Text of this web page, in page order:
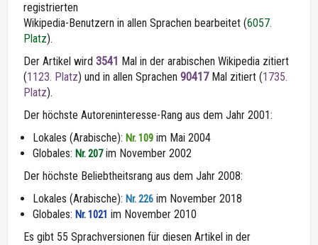
registrierten
Wikipedia-Benutzern in allen Sprachen bearbeitet (6057.
Platz).
Der Artikel wird 3541 Mal in der arabischen Wikipedia zitiert
(1123. Platz) und in allen Sprachen 90417Mal zitiert (1735.
Platz).
Der höchste Autoreninteresse-Rang aus dem Jahr 2001:
Lokales (Arabische): Nr. 109 im Mai 2004
Globales: Nr. 207im November 2002
Der höchste Beliebtheitsrang aus dem Jahr 2008:
Lokales (Arabische): Nr. 226 im November 2018
Globales: Nr. 1021 im November 2010
Es gibt 55 Sprachversionen für diesen Artikel in der